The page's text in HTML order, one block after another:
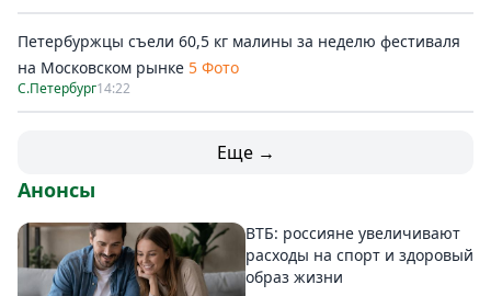
Петербуржцы съели 60,5 кг малины за неделю фестиваля
на Московском рынке 5 Фото
С.Петербург14:22
Еще →
Анонсы
ВТБ: россияне увеличивают
расходы на спорт и здоровый
образ жизни